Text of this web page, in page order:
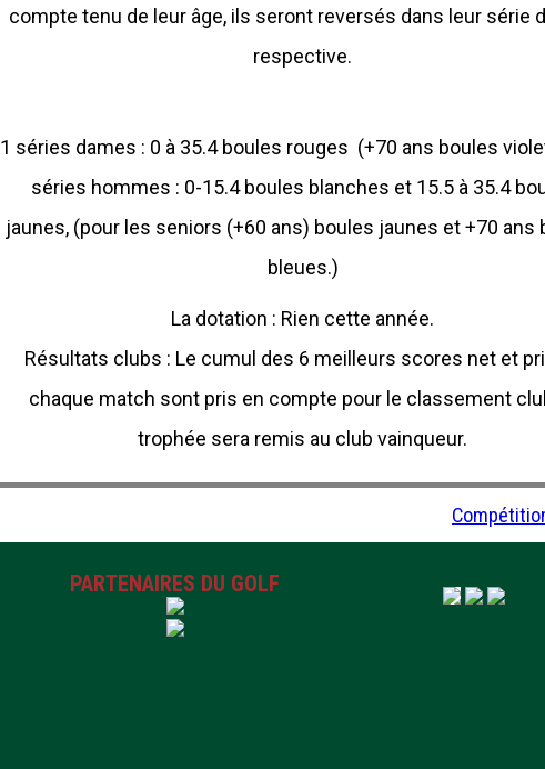
compte tenu de leur âge, ils seront reversés dans leur série
respective.
1 séries dames : 0 à 35.4 boules rouges (+70 ans boules
séries hommes : 0-15.4 boules blanches et 15.5 à 35.4
jaunes, (pour les seniors (+60 ans) boules jaunes et +70 ans
bleues.)
La dotation : Rien cette année.
Résultats clubs : Le cumul des 6 meilleurs scores net et
chaque match sont pris en compte pour le classement
trophée sera remis au club vainqueur.
PARTENAIRES DU GOLF